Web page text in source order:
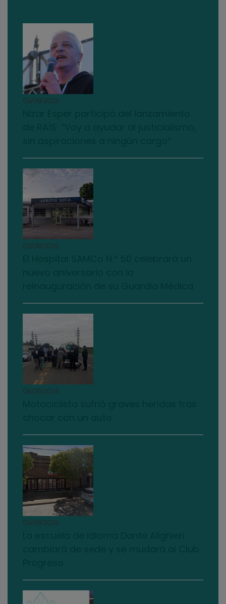
03/08/2026
03/08/2026
04/08/2026
03/08/2026